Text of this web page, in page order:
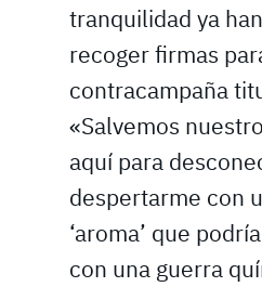
tranquilidad ya
recoger firmas
contracampaña
«Salvemos
aquí para
despertarme con
‘aroma’ que
con una guerra